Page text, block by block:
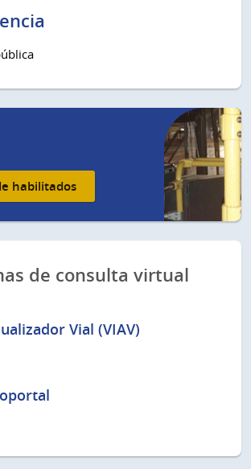
habilitados
de consulta virtual
Vial (VIAV)